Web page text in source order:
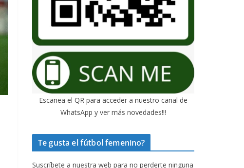
Escanea el QR para acceder a nuestro canal de
WhatsApp y ver más novedades!!!
Te gusta el fútbol femenino?
Suscríbete a nuestra web para no perderte ninguna